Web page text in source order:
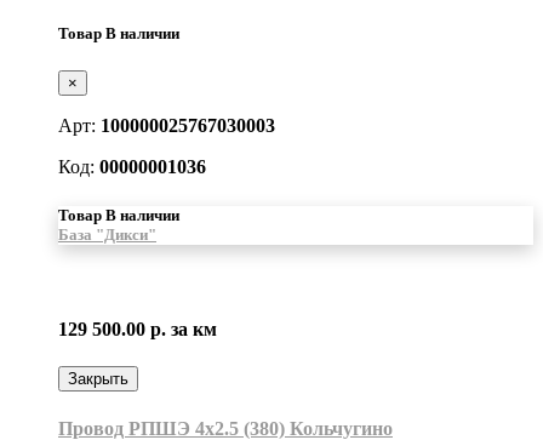
Товар В наличии
×
Арт: 100000025767030003
Код: 00000001036
Товар В наличии
База "Дикси"
129 500.00 р. за км
Закрыть
Провод РПШЭ 4х2.5 (380) Кольчугино